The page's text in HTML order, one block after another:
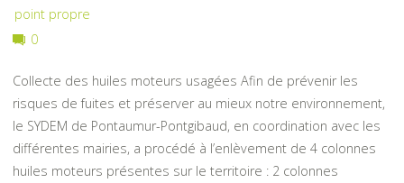
point propre
0
Collecte des huiles moteurs usagées Afin de prévenir les
risques de fuites et préserver au mieux notre environnement,
le SYDEM de Pontaumur-Pontgibaud, en coordination avec les
différentes mairies, a procédé à l’enlèvement de 4 colonnes
huiles moteurs présentes sur le territoire : 2 colonnes